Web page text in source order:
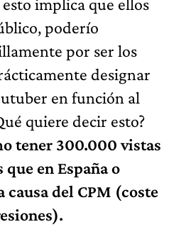
implica que ellos
poderío
por ser los
designar
en función al
quiere decir esto?
tener 300.000 vistas
en España o
causa del CPM (coste